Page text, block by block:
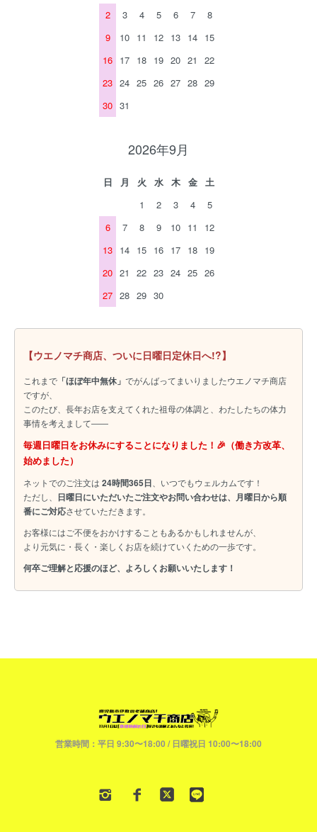
2
3 4 5 6 7
8
9
10 11 12 13 14 15
16 17 18 19 20 21
22
23 24 25 26 27 28 29
30 31
2026年9月
日 月 火 水 木 金
土
1
2 3 4
5
6
7 8 9 10 11
12
13 14 15 16 17 18 19
20 21 22 23 24 25 26
27 28 29 30
【ウエノマチ商店、ついに日曜日定休日へ!?】
これまで 「ほぼ年中無休」 でがんばってまいりましたウエノマチ商店
ですが、
このたび、長年お店を支えてくれた祖母の体調と、わたしたちの体力
事情を考えまして――
毎週日曜日をお休みにすることになりました！🎉（働き方改革、
始めました）
ネットでのご注文は 24時間365日、いつでもウェルカムです！
ただし、
日曜日にいただいたご注文やお問い合わせは、月曜日から順
番にご対応させていただきます。
お客様にはご不便をおかけすることもあるかもしれませんが、
より元気に・長く・楽しくお店を続けていくための一歩です。
何卒ご理解と応援のほど、よろしくお願いいたします！
営業時間：平日 9:30〜18:00 / 日曜祝日 10:00〜18:00